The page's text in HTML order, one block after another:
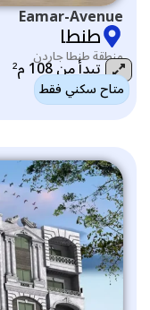
Eamar-Avenue
طنطا
منطقة طنطا جاردن
تبدأ من 108 م²
متاح سكني فقط